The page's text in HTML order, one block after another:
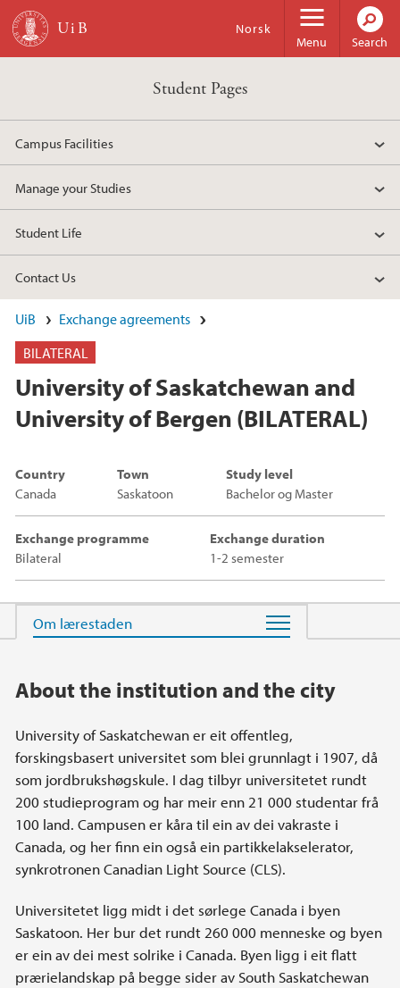
Skip to main content
Menu
Norsk
Search
Student Pages
Campus Facilities
Manage your Studies
Student Life
Contact Us
UiB
Exchange agreements
BILATERAL
University of Saskatchewan and
University of Bergen (BILATERAL)
Country
Canada
Town
Saskatoon
Study level
Bachelor og Master
Exchange programme
Bilateral
Exchange duration
1-2 semester
Main content
About the institution and the city
University of Saskatchewan er eit offentleg,
forskingsbasert universitet som blei grunnlagt i 1907, då
som jordbrukshøgskule. I dag tilbyr universitetet rundt
200 studieprogram og har meir enn 21 000 studentar frå
100 land. Campusen er kåra til ein av dei vakraste i
Canada, og her finn ein også ein partikkelakselerator,
synkrotronen Canadian Light Source (CLS).
Universitetet ligg midt i det sørlege Canada i byen
Saskatoon. Her bur det rundt 260 000 menneske og byen
er ein av dei mest solrike i Canada. Byen ligg i eit flatt
prærielandskap på begge sider av South Saskatchewan